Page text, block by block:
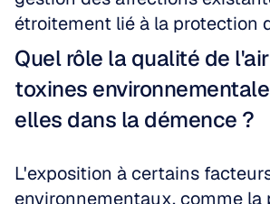
étroitement lié à la protection
Quel rôle la qualité de
toxines
elles dans la démence ?
L'exposition à certains
environnementaux, comme la